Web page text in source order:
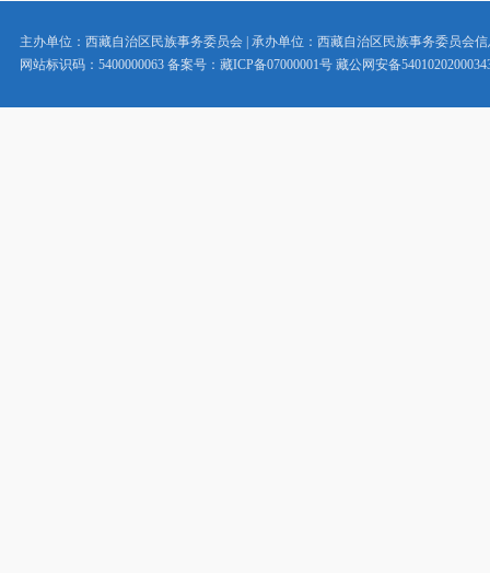
主办单位：西藏自治区民族事务委员会 | 承办单位：西藏自治区民族事务委员会
网站标识码：5400000063 备案号：藏ICP备07000001号 藏公网安备